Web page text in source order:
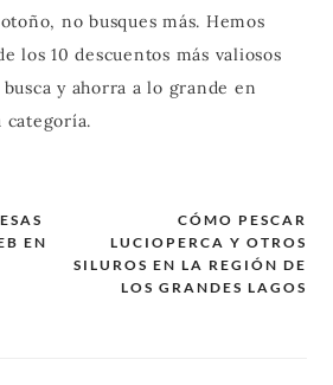
no busques más. Hemos
los 10 descuentos más valiosos
y ahorra a lo grande en
categoría.
CÓMO PESCAR
LUCIOPERCA Y OTROS
SILUROS EN LA REGIÓN DE
LOS GRANDES LAGOS
EN